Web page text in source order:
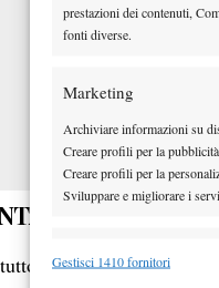
prestazioni dei contenuti,
fonti diverse.
Marketing
Archiviare informazioni su
Creare profili per la
Creare profili per la
Sviluppare e migliorare i
Funzionalità
Gestisci 1410 fornitori
SU
il torneo di Flushing